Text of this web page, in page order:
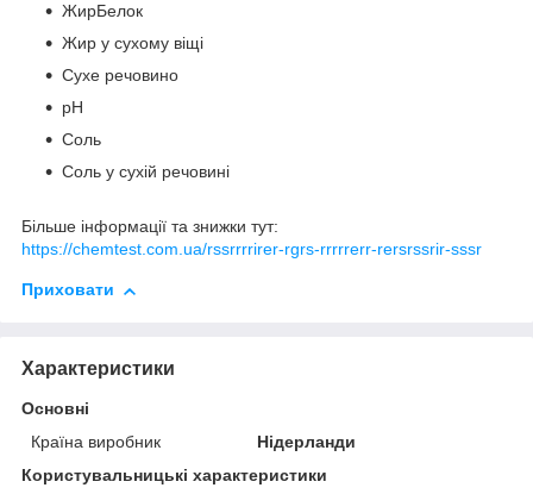
ЖирБелок
Жир у сухому віщі
Сухе речовино
pH
Сoль
Сoль у сухій речовині
Більше інформації та знижки тут:
https://chemtest.com.ua/rssrrrrirer-rgrs-rrrrrerr-rersrssrir-sssr
Приховати
Характеристики
Основні
Країна виробник
Нідерланди
Користувальницькі характеристики